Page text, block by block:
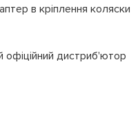
в кріплення коляски
офіційний дистриб'ютор